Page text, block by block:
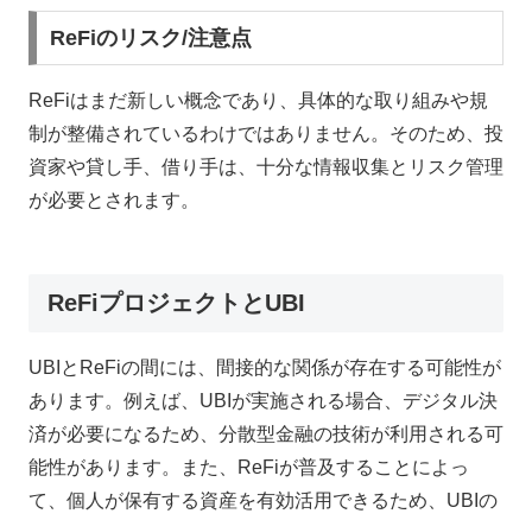
ReFiのリスク/注意点
ReFiはまだ新しい概念であり、具体的な取り組みや規
制が整備されているわけではありません。そのため、投
資家や貸し手、借り手は、十分な情報収集とリスク管理
が必要とされます。
ReFiプロジェクトとUBI
UBIとReFiの間には、間接的な関係が存在する可能性が
あります。例えば、UBIが実施される場合、デジタル決
済が必要になるため、分散型金融の技術が利用される可
能性があります。また、ReFiが普及することによっ
て、個人が保有する資産を有効活用できるため、UBIの